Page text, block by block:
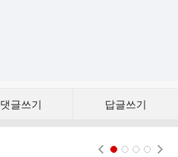
댓글쓰기 답글쓰기